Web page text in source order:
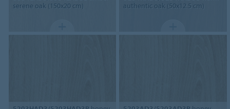
serene oak (150x20 cm)
authentic oak (50x12.5 cm)